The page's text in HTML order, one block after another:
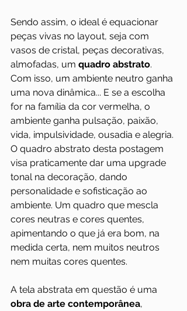
Sendo assim, o ideal é equacionar
peças vivas no layout, seja com
vasos de cristal, peças decorativas,
almofadas, um quadro abstrato.
Com isso, um ambiente neutro ganha
uma nova dinâmica... E se a escolha
for na família da cor vermelha, o
ambiente ganha pulsação, paixão,
vida, impulsividade, ousadia e alegria.
O quadro abstrato desta postagem
visa praticamente dar uma upgrade
tonal na decoração, dando
personalidade e sofisticação ao
ambiente. Um quadro que mescla
cores neutras e cores quentes,
apimentando o que já era bom, na
medida certa, nem muitos neutros
nem muitas cores quentes.
A tela abstrata em questão é uma
obra de arte contemporânea,